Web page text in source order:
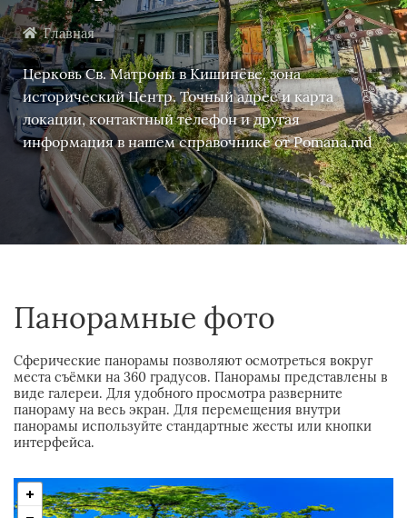
Главная
Церковь Св. Матроны в Кишинёве, зона
исторический Центр. Точный адрес и карта
локации, контактный телефон и другая
информация в нашем справочнике от Pomana.md
Панорамные фото
Сферические панорамы позволяют осмотреться вокруг
места съёмки на 360 градусов. Панорамы представлены в
виде галереи. Для удобного просмотра разверните
панораму на весь экран. Для перемещения внутри
панорамы используйте стандартные жесты или кнопки
интерфейса.